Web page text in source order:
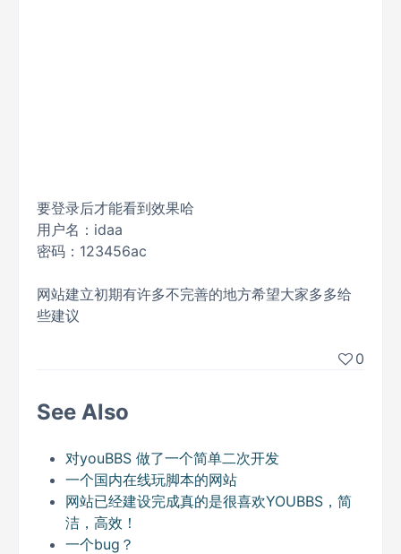
要登录后才能看到效果哈
用户名：idaa
密码：123456ac
网站建立初期有许多不完善的地方希望大家多多给
些建议
0
See Also
对youBBS 做了一个简单二次开发
一个国内在线玩脚本的网站
网站已经建设完成真的是很喜欢YOUBBS，简
洁，高效！
一个bug？